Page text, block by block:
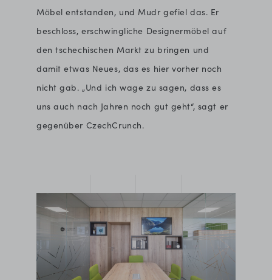
Möbel entstanden, und Mudr gefiel das. Er
beschloss, erschwingliche Designermöbel auf
den tschechischen Markt zu bringen und
damit etwas Neues, das es hier vorher noch
nicht gab. „Und ich wage zu sagen, dass es
uns auch nach Jahren noch gut geht“, sagt er
gegenüber CzechCrunch.